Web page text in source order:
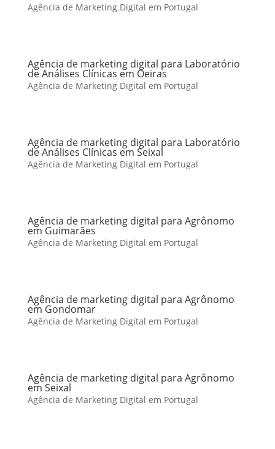
Agência de Marketing Digital em Portugal
Agência de marketing digital para Laboratório
de Análises Clínicas em Oeiras
Agência de Marketing Digital em Portugal
Agência de marketing digital para Laboratório
de Análises Clínicas em Seixal
Agência de Marketing Digital em Portugal
Agência de marketing digital para Agrônomo
em Guimarães
Agência de Marketing Digital em Portugal
Agência de marketing digital para Agrônomo
em Gondomar
Agência de Marketing Digital em Portugal
Agência de marketing digital para Agrônomo
em Seixal
Agência de Marketing Digital em Portugal